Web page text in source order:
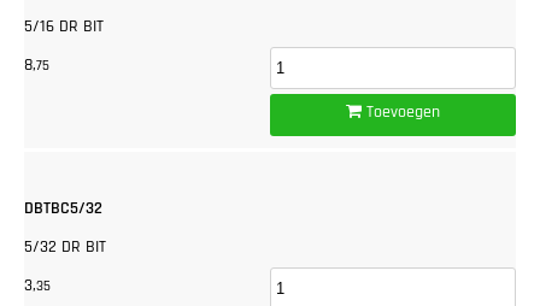
5/16 DR BIT
8,75
Toevoegen
DBTBC5/32
5/32 DR BIT
3,35